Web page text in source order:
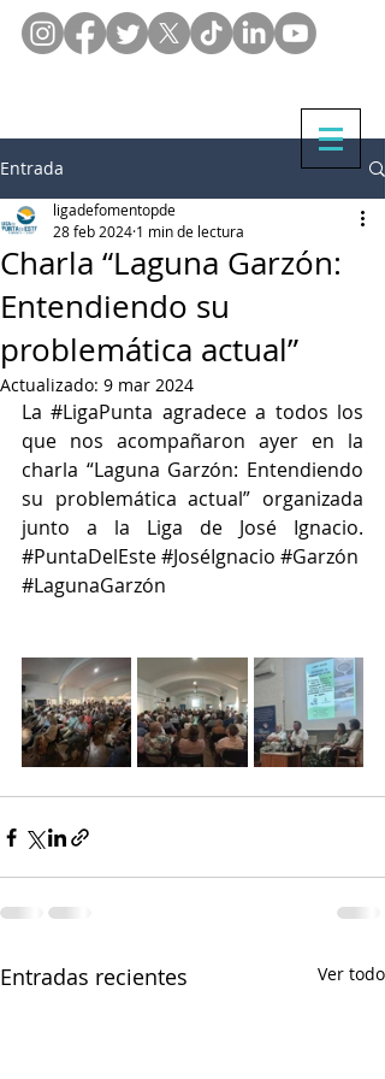
Entrada
Charla “Laguna Garzón:
Entendiendo su
problemática actual”
ligadefomentopde
28 feb 2024 1 min de lectura
Actualizado: 9 mar 2024
La #LigaPunta agradece a todos los
que nos acompañaron ayer en la
charla “Laguna Garzón: Entendiendo
su problemática actual” organizada
#PuntaDelEste#JoséIgnacio #Garzón
#LagunaGarzón
Entradas recientes Ver todo